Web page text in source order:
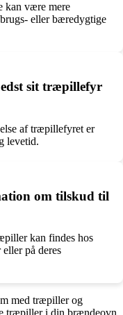
kan være mere
eller bæredygtige
sit træpillefyr
af træpillefyret er
levetid.
om tilskud til
kan findes hos
på deres
med træpiller og